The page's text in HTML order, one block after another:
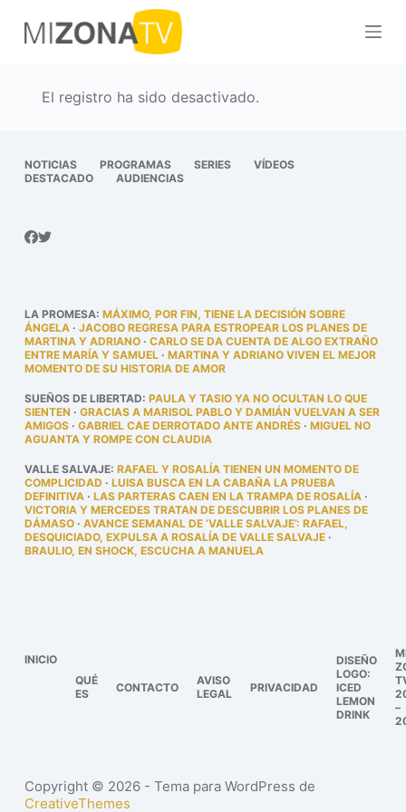
S
a
a
o
n
d
o
El registro ha sido desactivado.
NOTICIAS PROGRAMAS SERIES
VÍDEOS
DESTACADO
AUDIENCIAS
LA PROMESA: MÁXIMO, POR FIN, TIENE LA DECISIÓN SOBRE
ÁNGELA· JACOBO REGRESA PARA ESTROPEAR LOS PLANES DE
MARTINA Y ADRIANO· CARLO SE DA CUENTA DE ALGO EXTRAÑO
ENTRE MARÍA Y SAMUEL· MARTINA Y ADRIANO VIVEN EL MEJOR
MOMENTO DE SU HISTORIA DE AMOR
SUEÑOS DE LIBERTAD: PAULA Y TASIO YA NO OCULTAN LO QUE
SIENTEN · GRACIAS A MARISOL PABLO Y DAMIÁN VUELVAN A SER
AMIGOS· GABRIEL CAE DERROTADO ANTE ANDRÉS· MIGUEL NO
AGUANTA Y ROMPE CON CLAUDIA
VALLE SALVAJE: RAFAEL Y ROSALÍA TIENEN UN MOMENTO DE
COMPLICIDAD · LUISA BUSCA EN LA CABAÑA LA PRUEBA
DEFINITIVA· LAS PARTERAS CAEN EN LA TRAMPA DE ROSALÍA·
VICTORIA Y MERCEDES TRATAN DE DESCUBRIR LOS PLANES DE
DÁMASO· AVANCE SEMANAL DE ‘VALLE SALVAJE’: RAFAEL,
DESQUICIADO, EXPULSA A ROSALÍA DE VALLE SALVAJE·
BRAULIO, EN SHOCK, ESCUCHA A MANUELA
INICIO
QUÉ
ES
CONTACTO
AVISO
LEGAL
PRIVACIDAD
DISEÑO
LOGO:
ICED
LEMON
DRINK
–
Copyright © 2026 - Tema para WordPress de
CreativeThemes